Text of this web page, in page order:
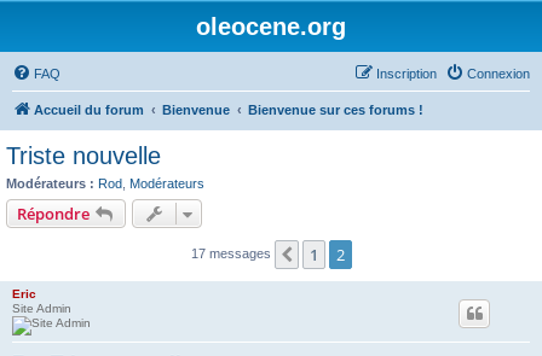
oleocene.org
FAQ Connexion
Inscription
Accueil du forum Bienvenue Bienvenue sur ces forums !
Triste nouvelle
Modérateurs : Rod Modérateurs
Répondre
17 messages Précédent
1 2
Eric
Site Admin